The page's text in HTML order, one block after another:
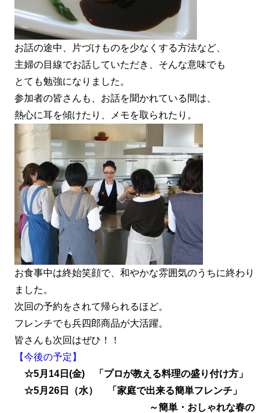
お話の途中、片づけものを少なくする方法など、
主婦の目線でお話していただき、そんな意味でも
とても勉強になりました。
参加者の皆さんも、お話を聞かれている間は、
熱心に耳を傾けたり、メモを取られたり。
お食事中は終始笑顔で、和やかな雰囲気のうちに終わり
ました。
次回の予約をされて帰られるほど。
フレンチでも兵四郎商品が大活躍。
皆さんも次回はぜひ！！
【今後の予定】
☆5月14日(金) 「プロが教える料理の盛り付け方」
☆5月26日（水） 「家庭で出来る簡単フレンチ」
～簡単・おしゃれな春の